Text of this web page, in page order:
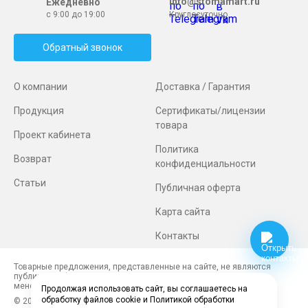
О компании
Продукция
Проект кабинета
Возврат
Статьи
Доставка / Гарантия
Сертификаты/лицензии
товара
Политика
конфиденциальности
Публичная оферта
Карта сайта
Контакты
с 9:00 до 19:00 Круглосуточно
Обратный звонок
© 2026 Top Dentis. Все права защищены
Товарные предложения, представленные на сайте, не являются
публичной офертой. Наличие и стоимость товаров уточняйте у
менеджеров.Продолжая использовать сайт, вы соглашаетесь на
обработку файлов cookie и Политикой обработки